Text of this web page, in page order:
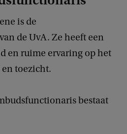
is de
de UvA. Ze heeft een
en ruime ervaring op het
toezicht.
bestaat